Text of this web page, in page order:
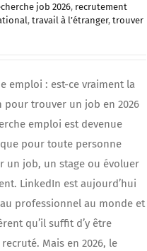
job 2026, recrutement
, travail à l’étranger, trouver
emploi : est-ce vraiment la
trouver un job en 2026
emploi est devenue
pour toute personne
un job, un stage ou évoluer
LinkedIn est aujourd’hui
professionnel au monde et
qu’il suffit d’y être
Mais en 2026, le